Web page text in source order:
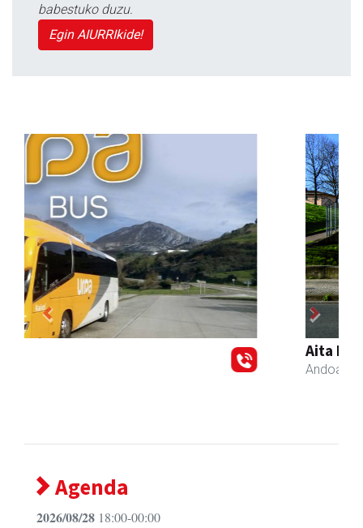
babestuko duzu.
Egin AIURRIkide!
Previous Next
Agenda
2026/08/28 18:00-00:00